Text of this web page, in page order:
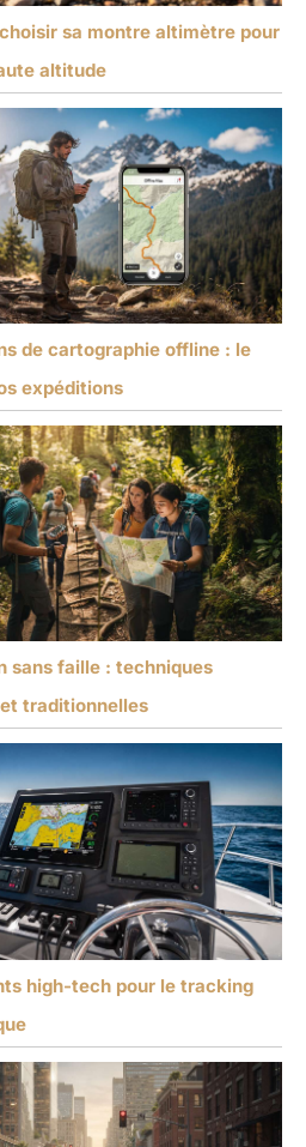
sa montre altimètre pour
altitude
de cartographie offline : le
expéditions
sans faille : techniques
traditionnelles
high-tech pour le tracking